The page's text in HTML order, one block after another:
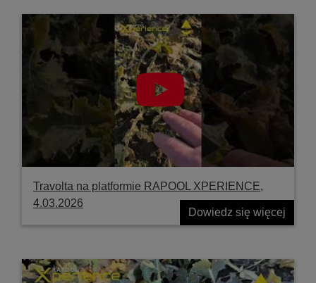
Travolta na platformie RAPOOL XPERIENCE,
4.03.2026
Dowiedz się więcej